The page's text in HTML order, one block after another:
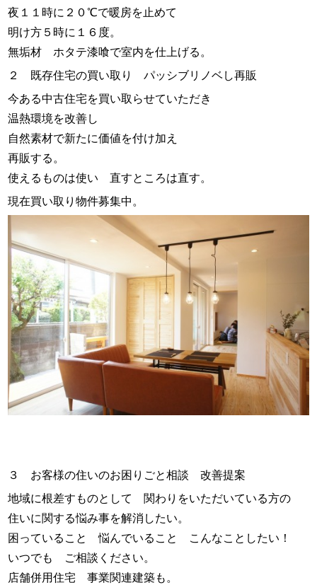
夜１１時に２０℃で暖房を止めて
明け方５時に１６度。
無垢材 ホタテ漆喰で室内を仕上げる。
２ 既存住宅の買い取り パッシブリノベし再販
今ある中古住宅を買い取らせていただき
温熱環境を改善し
自然素材で新たに価値を付け加え
再販する。
使えるものは使い 直すところは直す。
現在買い取り物件募集中。
３ お客様の住いのお困りごと相談 改善提案
地域に根差すものとして 関わりをいただいている方の
住いに関する悩み事を解消したい。
困っていること 悩んでいること こんなことしたい！
いつでも ご相談ください。
店舗併用住宅 事業関連建築も。